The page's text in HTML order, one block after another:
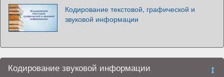
Кодирование текстовой, графической и
звуковой информации
Кодирование звуковой информации